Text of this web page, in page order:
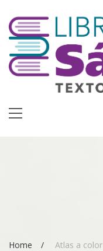
Home Atlas a color